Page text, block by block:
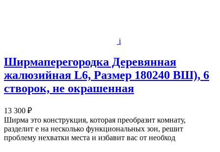
i
Ширмаперегородка Деревянная
жалюзийная L6, Размер 180240 ВШ), 6
створок, не окрашенная
13 300 ₽
Ширма это конструкция, которая преобразит комнату,
разделит е на несколько функциональных зон, решит
проблему нехватки места и избавит вас от необход